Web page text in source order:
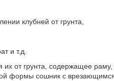
клубней от грунта,
и т.д.
их от грунта, содержащее
формы сошник с врезающимся